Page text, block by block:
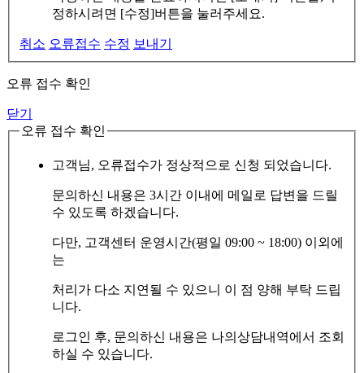
정하시려면 [수정]버튼을 눌러주세요.
취소 오류접수 수정 보내기
오류 접수 확인
닫기
오류 접수 확인
고객님, 오류접수가 정상적으로 신청 되었습니다.
문의하신 내용은 3시간 이내에 메일로 답변을 드릴
수 있도록 하겠습니다.
다만, 고객센터 운영시간(평일 09:00 ~ 18:00) 이외에
는
처리가 다소 지연될 수 있으니 이 점 양해 부탁 드립
니다.
로그인 후, 문의하신 내용은 나의상담내역에서 조회
하실 수 있습니다.